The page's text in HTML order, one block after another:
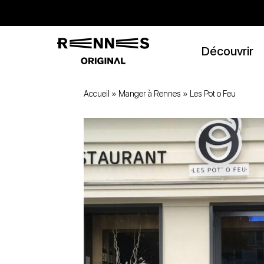
Découvrir
Accueil » Manger à Rennes » Les Pot o Feu